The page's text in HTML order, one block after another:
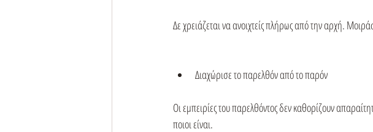
Δε χρειάζεται να ανοιχτείς πλήρως από την αρχή.
Διαχώρισε το παρελθόν από το παρόν
Οι εμπειρίες του παρελθόντος δεν καθορίζουν
ποιοι είναι.